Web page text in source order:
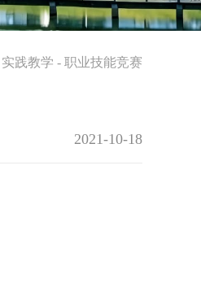
践教学 - 职业技能竞赛
2021-10-18